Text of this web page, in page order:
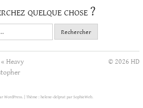
quelque chose ?
« Heavy
© 2026 HD
WordPress. Thème : helene-delprat par SophieWeb.